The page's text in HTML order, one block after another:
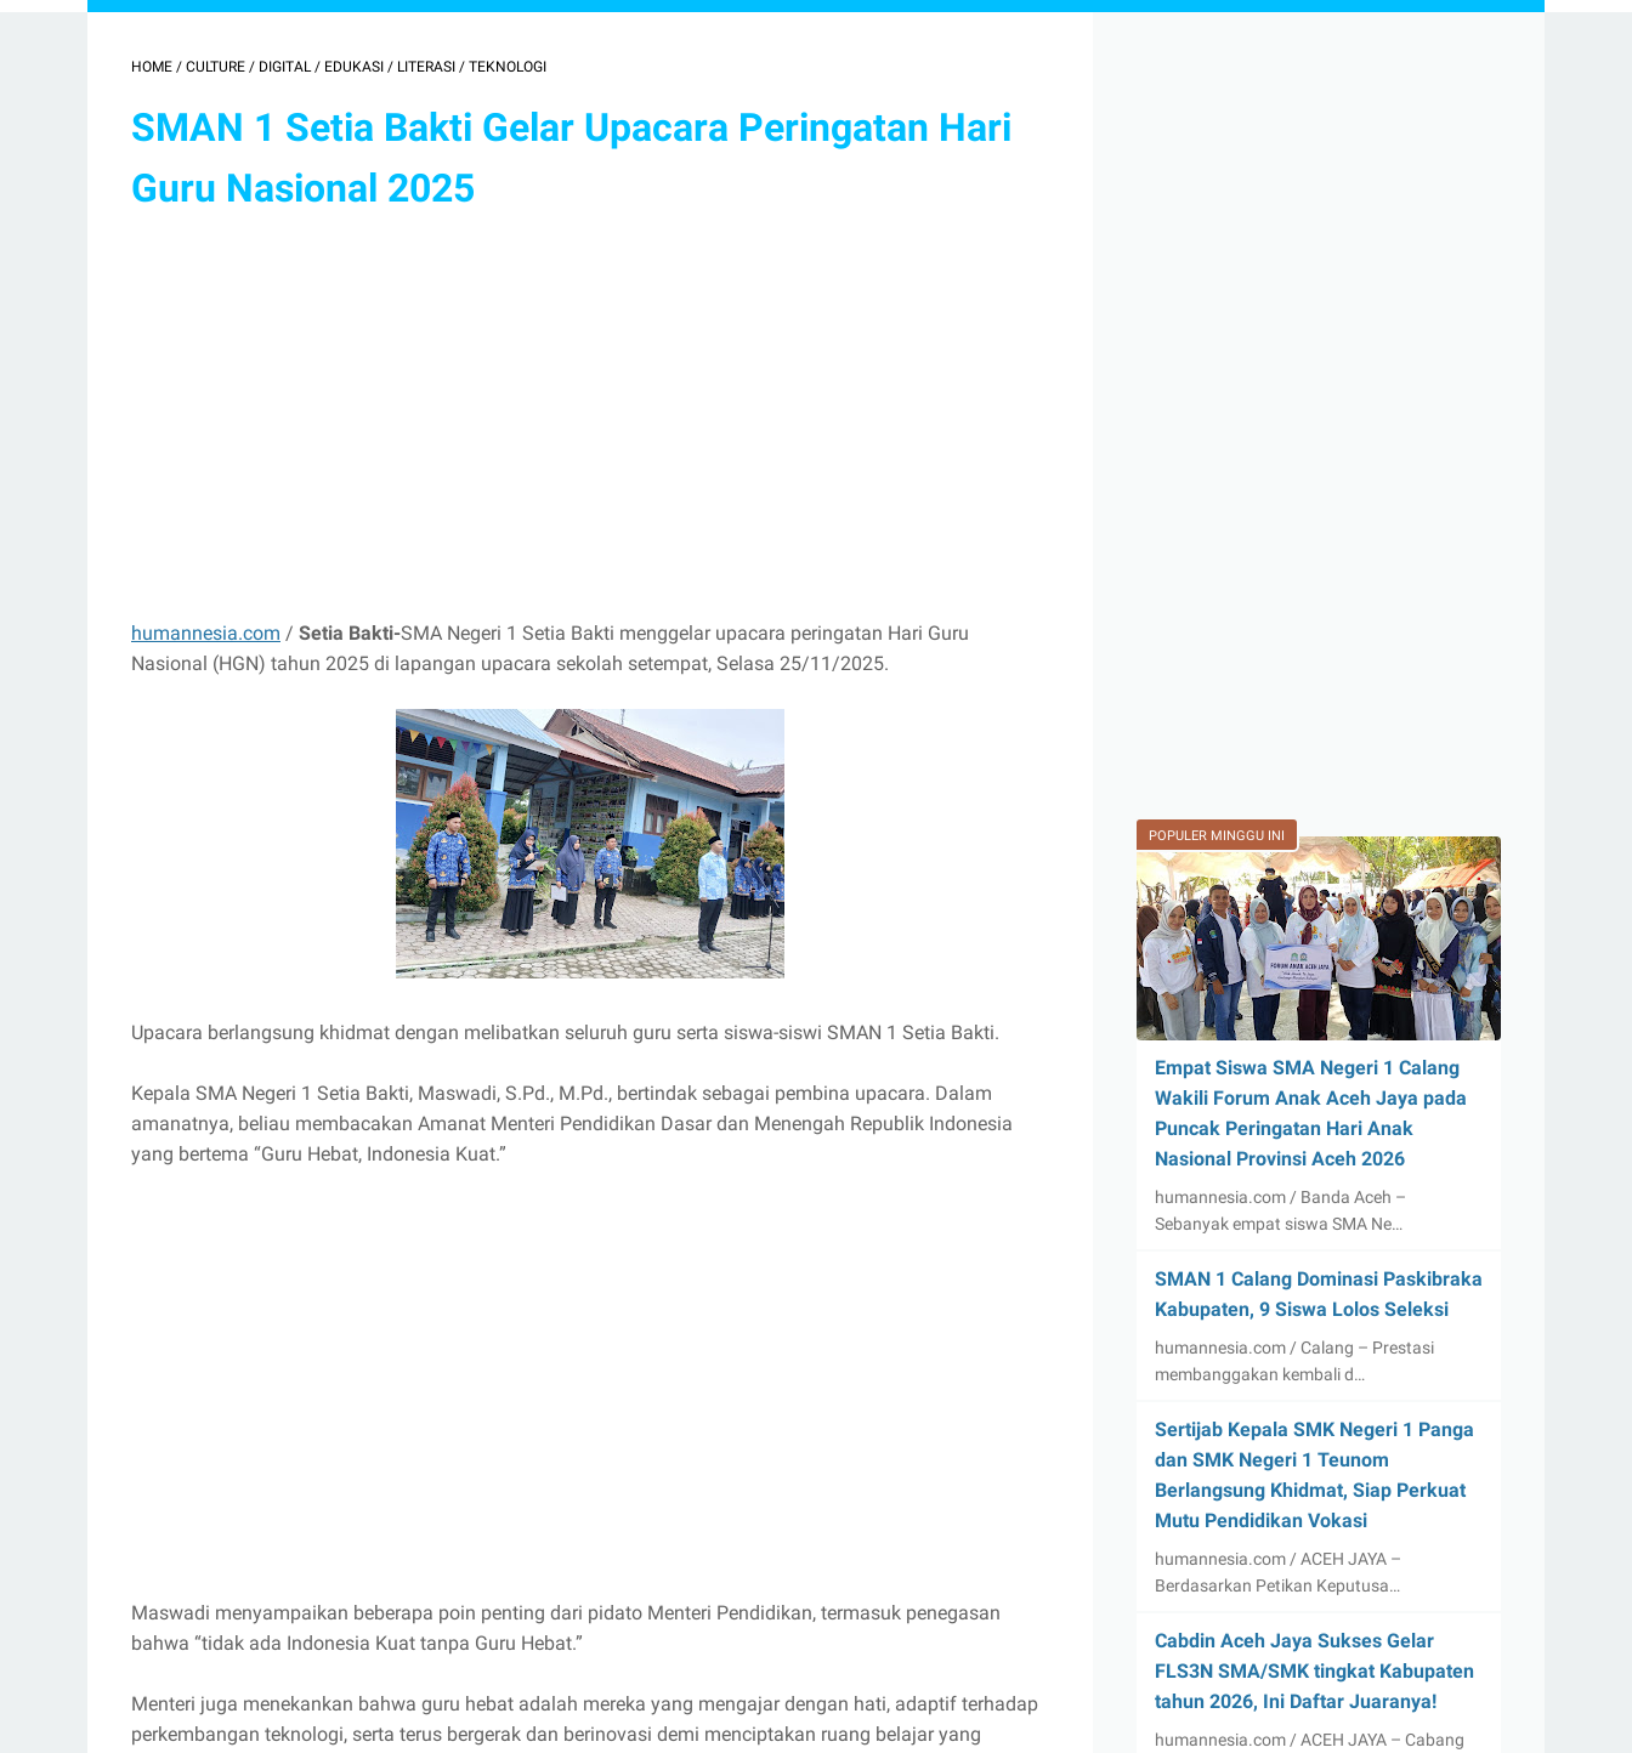
HOME / CULTURE / DIGITAL / EDUKASI / LITERASI / TEKNOLOGI
SMAN 1 Setia Bakti Gelar Upacara Peringatan Hari
Guru Nasional 2025
humannesia.com / Setia Bakti-SMA Negeri 1 Setia Bakti menggelar upacara peringatan Hari Guru
Nasional (HGN) tahun 2025 di lapangan upacara sekolah setempat, Selasa 25/11/2025.
Upacara berlangsung khidmat dengan melibatkan seluruh guru serta siswa-siswi SMAN 1 Setia Bakti.
Kepala SMA Negeri 1 Setia Bakti, Maswadi, S.Pd., M.Pd., bertindak sebagai pembina upacara. Dalam
amanatnya, beliau membacakan Amanat Menteri Pendidikan Dasar dan Menengah Republik Indonesia
yang bertema “Guru Hebat, Indonesia Kuat.”
Maswadi menyampaikan beberapa poin penting dari pidato Menteri Pendidikan, termasuk penegasan
bahwa “tidak ada Indonesia Kuat tanpa Guru Hebat.”
Menteri juga menekankan bahwa guru hebat adalah mereka yang mengajar dengan hati, adaptif terhadap
perkembangan teknologi, serta terus bergerak dan berinovasi demi menciptakan ruang belajar yang
POPULER MINGGU INI
Empat Siswa SMA Negeri 1 Calang
Wakili Forum Anak Aceh Jaya pada
Puncak Peringatan Hari Anak
Nasional Provinsi Aceh 2026
humannesia.com / Banda Aceh –
Sebanyak empat siswa SMA Ne…
SMAN 1 Calang Dominasi Paskibraka
Kabupaten, 9 Siswa Lolos Seleksi
humannesia.com / Calang – Prestasi
membanggakan kembali d…
Sertijab Kepala SMK Negeri 1 Panga
dan SMK Negeri 1 Teunom
Berlangsung Khidmat, Siap Perkuat
Mutu Pendidikan Vokasi
humannesia.com / ACEH JAYA –
Berdasarkan Petikan Keputusa…
Cabdin Aceh Jaya Sukses Gelar
FLS3N SMA/SMK tingkat Kabupaten
tahun 2026, Ini Daftar Juaranya!
humannesia.com / ACEH JAYA – Cabang